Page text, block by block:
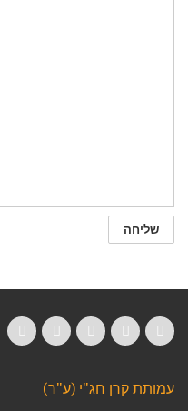
עמותת קרן חג"י (ע"ר)